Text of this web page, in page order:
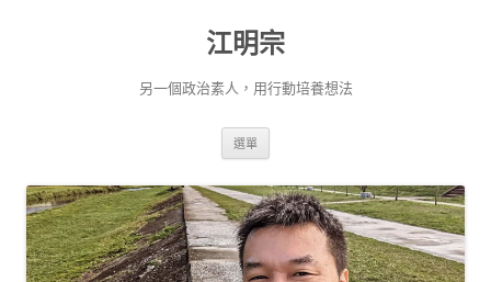
江明宗
另一個政治素人，用行動培養想法
選單